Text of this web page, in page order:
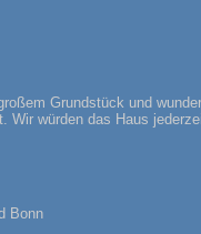
Grundstück und
Wir würden das Haus
Bonn